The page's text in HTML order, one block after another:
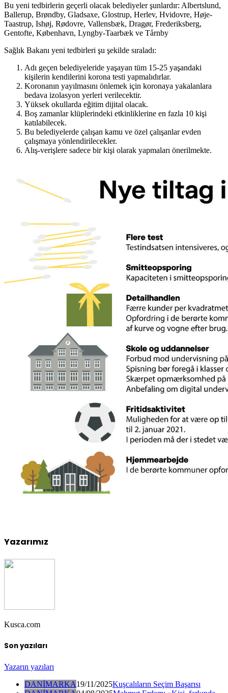
Bu yeni tedbirlerin geçerli olacak belediyeler şunlardır: Albertslund,
Ballerup, Brøndby, Gladsaxe, Glostrup, Herlev, Hvidovre, Høje-
Taastrup, Ishøj, Rødovre, Vallensbæk, Dragør, Frederiksberg,
Gentofte, København, Lyngby-Taarbæk ve Tårnby
Sağlık Bakanı yeni tedbirleri şu şekilde sıraladı:
Adı geçen belediyeleride yaşayan tüm 15-25 yaşandaki
kişilerin kendilerini korona testi yapmalıdırlar.
Koronanın yayılmasını önlemek için koronaya yakalanlara
bedava izolasyon yerleri verilecektir.
Yüksek okullarda eğitim dijital olacak.
Boş zamanlar klüplerindeki etkinliklerine en fazla 10 kişi
katılabilecek.
Bu belediyelerde çalışan kamu ve özel çalışanlar evden
çalışmaya yönlendirilecekler.
Alış-verişlere sadece bir kişi olarak yapmaları önerilmekte.
Yazarımız
Kusca.com
Son yazıları
Yazarın yazıları
DANİMARKA19/11/2025Kuşcalıların Seçim Başarısı